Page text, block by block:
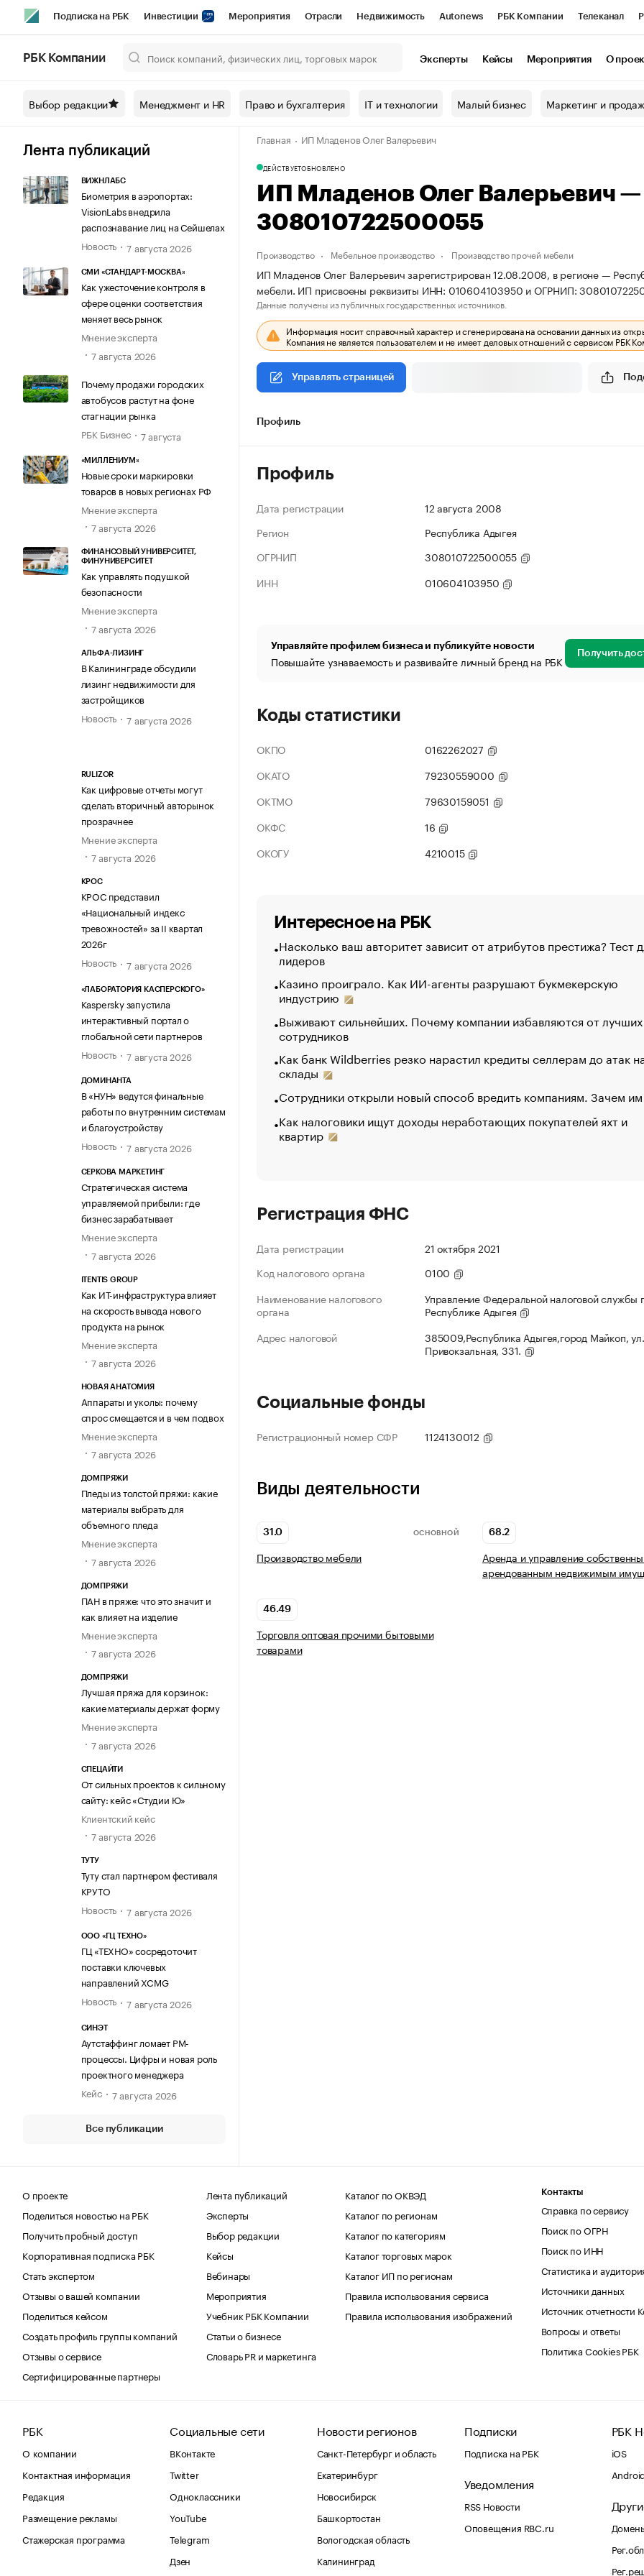
Подписка на РБК Инвестиции Мероприятия Отрасли Недвижимость Autonews РБК Компании Телеканал
Спецпроекты СПб Конференции СПб Спецпроекты Проверка контрагентов
Технологии и медиа Рынок наличной валюты
РБК Компании Эксперты Кейсы Мероприятия О
Выбор редакции Менеджмент и HR Право и бухгалтерия IT и технологии Малый бизнес Маркетинг и
Лента публикаций
ВИЖНЛАБС
Биометрия в аэропортах:
VisionLabs внедрила
распознавание лиц на Сейшелах
Новость
7 августа 2026
СМИ «СТАНДАРТ-МОСКВА»
Как ужесточение контроля в
сфере оценки соответствия
меняет весь рынок
Мнение эксперта
7 августа 2026
Почему продажи городских
автобусов растут на фоне
стагнации рынка
РБК Бизнес
7 августа
«МИЛЛЕНИУМ»
Новые сроки маркировки
товаров в новых регионах РФ
Мнение эксперта
7 августа 2026
ФИНАНСОВЫЙ УНИВЕРСИТЕТ,
ФИНУНИВЕРСИТЕТ
Как управлять подушкой
безопасности
Мнение эксперта
7 августа 2026
АЛЬФА-ЛИЗИНГ
В Калининграде обсудили
лизинг недвижимости для
застройщиков
Новость
7 августа 2026
RULIZOR
Как цифровые отчеты могут
сделать вторичный авторынок
прозрачнее
Мнение эксперта
7 августа 2026
КРОС
КРОС представил
«Национальный индекс
тревожностей» за II квартал
2026г
Новость
7 августа 2026
«ЛАБОРАТОРИЯ КАСПЕРСКОГО»
Kaspersky запустила
интерактивный портал о
глобальной сети партнеров
Новость
7 августа 2026
ДОМИНАНТА
В «НУН» ведутся финальные
работы по внутренним системам
и благоустройству
Новость
7 августа 2026
СЕРКОВА МАРКЕТИНГ
Стратегическая система
управляемой прибыли: где
бизнес зарабатывает
Мнение эксперта
7 августа 2026
ITENTIS GROUP
Как ИТ-инфраструктура влияет
на скорость вывода нового
продукта на рынок
Мнение эксперта
7 августа 2026
НОВАЯ АНАТОМИЯ
Аппараты и уколы: почему
спрос смещается и в чем подвох
Мнение эксперта
7 августа 2026
ДОМПРЯЖИ
Пледы из толстой пряжи: какие
материалы выбрать для
объемного пледа
Мнение эксперта
7 августа 2026
ДОМПРЯЖИ
ПАН в пряже: что это значит и
как влияет на изделие
Мнение эксперта
7 августа 2026
ДОМПРЯЖИ
Лучшая пряжа для корзинок:
какие материалы держат форму
Мнение эксперта
7 августа 2026
СПЕЦАЙТИ
От сильных проектов к сильному
сайту: кейс «Студии Ю»
Клиентский кейс
7 августа 2026
ТУТУ
Туту стал партнером фестиваля
КРУТО
Новость
7 августа 2026
ООО «ГЦ ТЕХНО»
ГЦ «ТЕХНО» сосредоточит
поставки ключевых
направлений XCMG
Новость
7 августа 2026
СИНЭТ
Аутстаффинг ломает PM-
процессы. Цифры и новая роль
проектного менеджера
Кейс
7 августа 2026
Все публикации
Главная ИП Младенов Олег Валерьевич
ДЕЙСТВУЕТОБНОВЛЕНО
ИП Младенов Олег Валерьевич
308010722500055
Производство Мебельное производство Производство прочей мебели
ИП Младенов Олег Валерьевич зарегистрирован 12.08.2008, в регионе —
мебели. ИП присвоены реквизиты ИНН: 010604103950 и ОГРНИП:
Данные получены из публичных государственных источников.
Информация носит справочный характер и сгенерирована на основании данных из
Компания не является пользователем и не имеет деловых отношений с сервисом РБК
Управлять страницей
Профиль
Профиль
Дата регистрации
12 августа 2008
Регион
Республика Адыгея
ОГРНИП
308010722500055
ИНН
010604103950
Управляйте профилем бизнеса и публикуйте новости
Повышайте узнаваемость и развивайте личный бренд на РБК Получить
Коды статистики
ОКПО
0162262027
ОКАТО
79230559000
ОКТМО
79630159051
ОКФС
16
ОКОГУ
4210015
Интересное на РБК
Насколько ваш авторитет зависит от атрибутов престижа? Тест
лидеров
Казино проиграло. Как ИИ-агенты разрушают букмекерскую
индустрию
Выживают сильнейших. Почему компании избавляются от лучших
сотрудников
Как банк Wildberries резко нарастил кредиты селлерам до атак
склады
Сотрудники открыли новый способ вредить компаниям. Зачем
Как налоговики ищут доходы неработающих покупателей яхт и
квартир
Регистрация ФНС
Дата регистрации
21 октября 2021
Код налогового органа
0100
Наименование налогового
органа
Управление Федеральной налоговой службы
Республике Адыгея
Адрес налоговой
385009,Республика Адыгея,город Майкоп, ул.
Привокзальная, 331.
Социальные фонды
Регистрационный номер СФР 1124130012
Виды деятельности
31.0 ОСНОВНОЙ
Производство мебели
68.2
Аренда и управление
арендованным недвижимым
46.49
Торговля оптовая прочими бытовыми
товарами
О проекте
Поделиться новостью на РБК
Получить пробный доступ
Корпоративная подписка РБК
Стать экспертом
Отзывы о вашей компании
Поделиться кейсом
Создать профиль группы компаний
Отзывы о сервисе
Сертифицированные партнеры
Лента публикаций
Эксперты
Выбор редакции
Кейсы
Вебинары
Мероприятия
Учебник РБК Компании
Статьи о бизнесе
Словарь PR и маркетинга
Каталог по ОКВЭД
Каталог по регионам
Каталог по категориям
Каталог торговых марок
Каталог ИП по регионам
Правила использования сервиса
Правила использования изображений
Контакты
Справка по сервису
Поиск по ОГРН
Поиск по ИНН
Статистика и
Источники данных
Источник отчетности
Вопросы и ответы
Политика Cookies РБК
РБК
О компании
Контактная информация
Редакция
Размещение рекламы
Стажерская программа
Социальные сети
ВКонтакте
Twitter
Одноклассники
YouTube
Telegram
Дзен
Новости регионов
Санкт-Петербург и область
Екатеринбург
Новосибирск
Башкортостан
Вологодская область
Калининград
Подписки
Подписка на РБК
Уведомления
RSS Новости
Оповещения RBC.ru
РБК
iOS